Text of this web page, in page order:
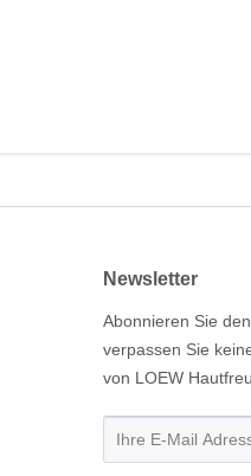
Newsletter
Abonnieren Sie
verpassen Sie
von LOEW